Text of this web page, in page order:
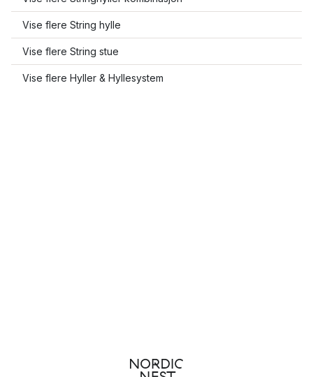
Vise flere String hylle
Vise flere String stue
Vise flere Hyller & Hyllesystem